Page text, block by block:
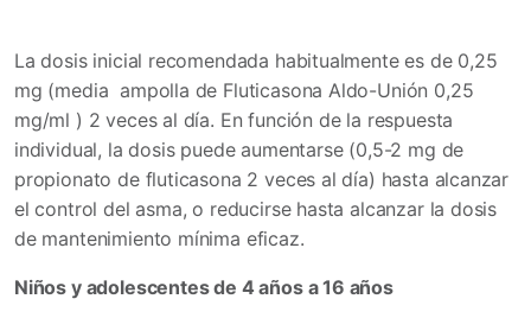
La dosis inicial recomendada habitualmente es de 0,25
mg (media ampolla de Fluticasona Aldo-Unión 0,25
mg/ml ) 2 veces al día. En función de la respuesta
individual, la dosis puede aumentarse (0,5-2 mg de
propionato de fluticasona 2 veces al día) hasta alcanzar
el control del asma, o reducirse hasta alcanzar la dosis
de mantenimiento mínima eficaz.
Niños y adolescentes de 4 años a 16 años